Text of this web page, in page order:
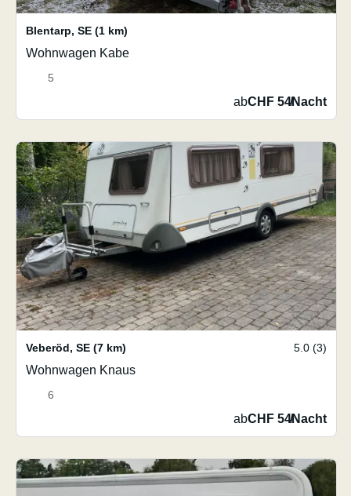
Blentarp, SE (1 km)
Wohnwagen Kabe
5
abCHF 54/Nacht
Veberöd, SE (7 km) 5.0 (3)
Wohnwagen Knaus
6
abCHF 54/Nacht